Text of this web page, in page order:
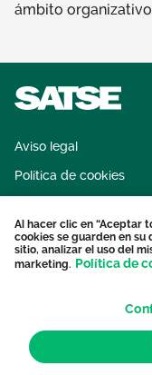
ámbito
Aviso legal
Política de cookies
Protección datos
Contacto
Al hacer clic en “Aceptar
cookies se guarden en su
sitio, analizar el uso del
marketing. Política de